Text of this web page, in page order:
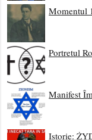
Momentul
Portretul
Manifest
Istorie: